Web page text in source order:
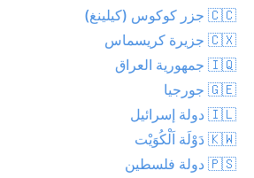
🇨🇨 جزر كوكوس (كيلينغ)
🇨🇽 جزيرة كريسماس
🇮🇶 جمهورية العراق
🇬🇪 جورجيا
🇮🇱 دولة إسرائيل
🇰🇼 دَوْلَة اَلْكُوَيْت
🇵🇸 دولة فلسطين